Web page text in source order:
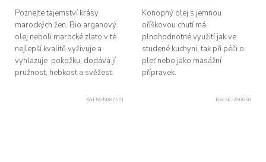
Poznejte tajemství krásy
marockých žen. Bio arganový
olej neboli marocké zlato v té
nejlepší kvalitě vyživuje a
vyhlazuje pokožku, dodává jí
pružnost, hebkost a svěžest.
Konopný olej s jemnou
oříškovou chutí má
plnohodnotné využití jak ve
studené kuchyni, tak při péči o
pleť nebo jako masážní
přípravek.
Kód: NS-N087531 Kód: NC-290050